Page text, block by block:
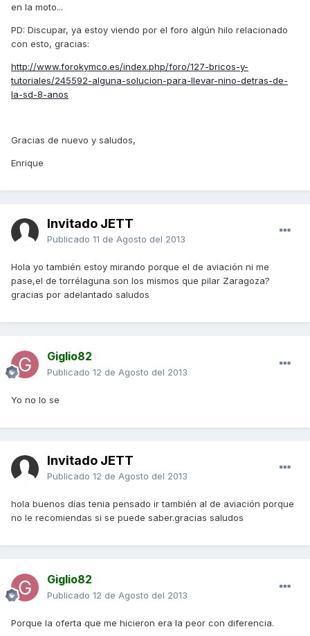
en la moto...
PD: Discupar, ya estoy viendo por el foro algún hilo relacionado
con esto, gracias:
http://www.forokymco.es/index.php/foro/127-bricos-y-
tutoriales/245592-alguna-solucion-para-llevar-nino-detras-de-
la-sd-8-anos
Gracias de nuevo y saludos,
Enrique
Invitado JETT
Publicado 11 de Agosto del 2013
Hola yo también estoy mirando porque el de aviación ni me
pase,el de torrélaguna son los mismos que pilar Zaragoza?
gracias por adelantado saludos
Giglio82
Publicado 12 de Agosto del 2013
Yo no lo se
Invitado JETT
Publicado 12 de Agosto del 2013
hola buenos días tenia pensado ir también al de aviación porque
no le recomiendas si se puede saber.gracias saludos
Giglio82
Publicado 12 de Agosto del 2013
Porque la oferta que me hicieron era la peor con diferencia.